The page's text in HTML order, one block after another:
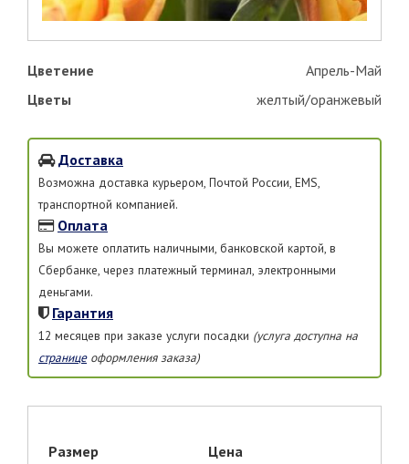
Цветение
Апрель-Май
Цветы
желтый/оранжевый
Доставка
Возможна доставка курьером, Почтой России, EMS,
транспортной компанией.
Оплата
Вы можете оплатить наличными, банковской картой, в
Сбербанке, через платежный терминал, электронными
деньгами.
Гарантия
12 месяцев при заказе услуги посадки (услуга доступна на
страницеоформления заказа)
Размер Цена